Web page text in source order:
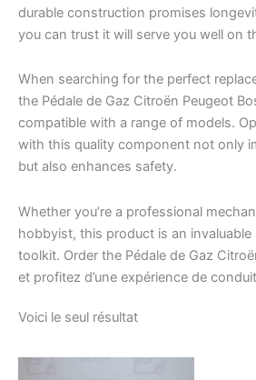
durable construction promises
you can trust it will serve you well on
When searching for the perfect
the Pédale de Gaz Citroën Peugeot
compatible with a range of models.
with this quality component not only
but also enhances safety.
Whether you’re a professional
hobbyist, this product is an
toolkit. Order the Pédale de Gaz
et profitez d’une expérience de
Voici le seul résultat